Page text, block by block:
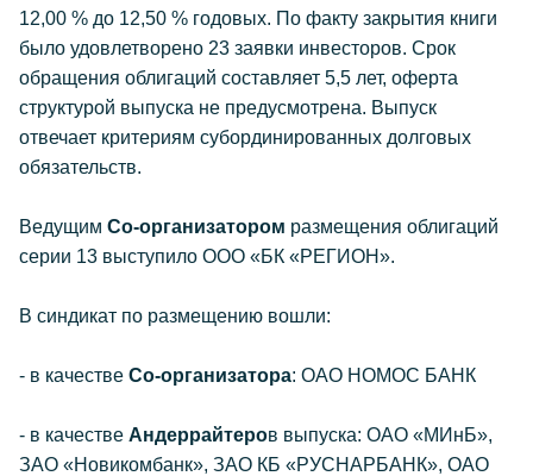
12,00 % до 12,50 % годовых. По факту закрытия книги
было удовлетворено 23 заявки инвесторов. Срок
обращения облигаций составляет 5,5 лет, оферта
структурой выпуска не предусмотрена. Выпуск
отвечает критериям субординированных долговых
обязательств.
Ведущим Со-организатором размещения облигаций
серии 13 выступило ООО «БК «РЕГИОН».
В синдикат по размещению вошли:
- в качестве Со-организатора: ОАО НОМОС БАНК
- в качестве Андеррайтеров выпуска: ОАО «МИнБ»,
ЗАО «Новикомбанк», ЗАО КБ «РУСНАРБАНК», ОАО